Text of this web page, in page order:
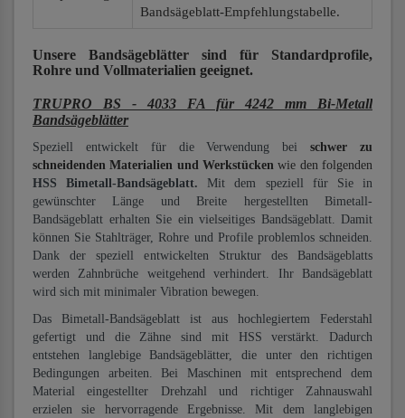
Bandsägeblatt-Empfehlungstabelle.
Unsere Bandsägeblätter sind für Standardprofile,
Rohre und Vollmaterialien geeignet.
TRUPRO BS - 4033 FA für 4242 mm Bi-Metall
Bandsägeblätter
Speziell entwickelt für die Verwendung beischwer zu
schneidenden Materialien und Werkstücken wie den folgenden
HSS Bimetall-Bandsägeblatt. Mit dem speziell für Sie in
gewünschter Länge und Breite hergestellten Bimetall-
Bandsägeblatt erhalten Sie ein vielseitiges Bandsägeblatt. Damit
können Sie Stahlträger, Rohre und Profile problemlos schneiden.
Dank der speziell entwickelten Struktur des Bandsägeblatts
werden Zahnbrüche weitgehend verhindert. Ihr Bandsägeblatt
wird sich mit minimaler Vibration bewegen.
Das Bimetall-Bandsägeblatt ist aus hochlegiertem Federstahl
gefertigt und die Zähne sind mit HSS verstärkt. Dadurch
entstehen langlebige Bandsägeblätter, die unter den richtigen
Bedingungen arbeiten. Bei Maschinen mit entsprechend dem
Material eingestellter Drehzahl und richtiger Zahnauswahl
erzielen sie hervorragende Ergebnisse. Mit dem langlebigen